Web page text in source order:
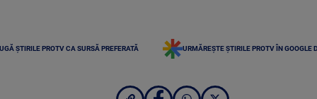
ȘTIRILE PROTV CA SURSĂ PREFERATĂ URMĂREȘTE ȘTIRILE PROTV ÎN GOOGLE